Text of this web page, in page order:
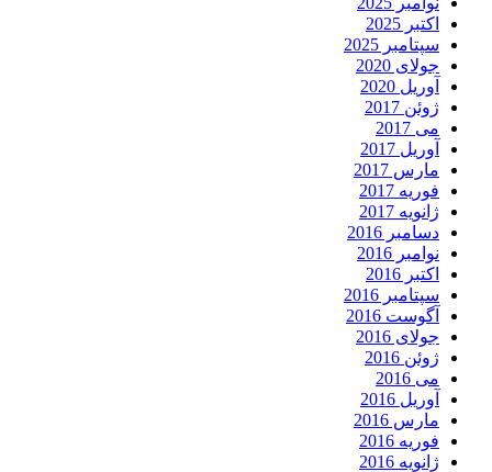
اکتبر 2025
سپتامبر 2025
جولای 2020
آوریل 2020
ژوئن 2017
می 2017
آوریل 2017
مارس 2017
فوریه 2017
ژانویه 2017
دسامبر 2016
نوامبر 2016
اکتبر 2016
سپتامبر 2016
آگوست 2016
جولای 2016
ژوئن 2016
می 2016
آوریل 2016
مارس 2016
فوریه 2016
ژانویه 2016